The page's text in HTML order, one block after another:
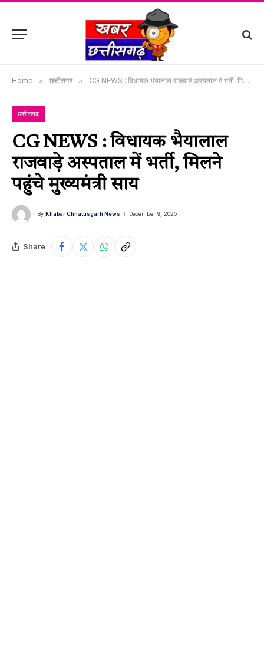
Home » छत्तीसगढ़ » CG NEWS : विधायक भैयालाल राजवाड़े अस्पताल में भर्ती, मिलने पहुंचे मुख्यमंत्री साय
छत्तीसगढ़
CG NEWS : विधायक भैयालाल
राजवाड़े अस्पताल में भर्ती, मिलने
पहुंचे मुख्यमंत्री साय
By Khabar Chhattisgarh News December 9, 2025
Share